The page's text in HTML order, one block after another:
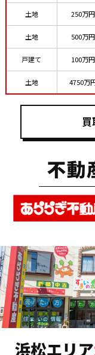
土地 250万円
土地 500万円
戸建て 100万円
土地 4750万